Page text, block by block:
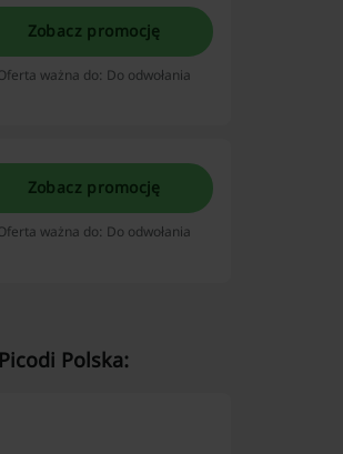
Zobacz promocję
ważna do: Do odwołania
Zobacz promocję
ważna do: Do odwołania
Polska: